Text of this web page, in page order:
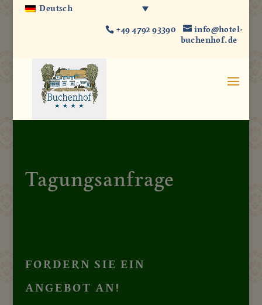
Deutsch
+49 4792 93390
info@hotel-
buchenhof.de
Tagungsanfrage
FORDERN SIE EIN
ANGEBOT AN!